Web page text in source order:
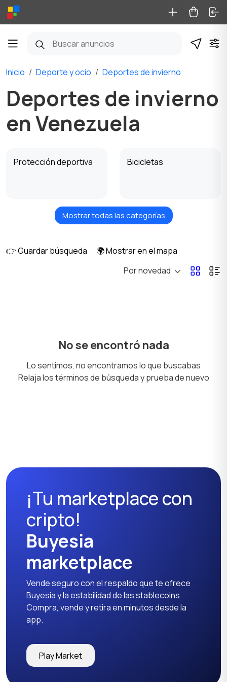
Inicio Deporte y ocio Deportes de invierno
Deportes de invierno
en Venezuela
Protección deportiva Bicicletas
Patines y monopatines Patinetas y Scooters
Deportes acuáticos
libre
dardos
Entrenadores y fitness
Otros
Mostrar todas las categorías
👉 Guardar búsqueda
🌍 Mostrar en el mapa
Por novedad
No se encontró nada
Lo sentimos, no encontramos lo que buscabas
Relaja los términos de búsqueda y prueba de nuevo
¡Tu marketplace con
cripto!
Buyesia
marketplace
Vende seguro con el respaldo que te ofrece
Buyesia y la estabilidad de las stablecoins.
Compra, vende y retira en minutos desde la
app.
Play Market